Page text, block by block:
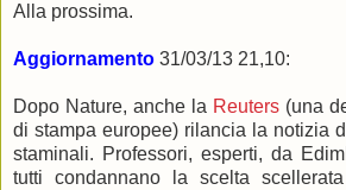
Alla prossima.
Aggiornamento 31/03/13 21,10:
Dopo Nature, anche la Reuters (una
di stampa europee) rilancia la notizia
staminali. Professori, esperti, da
tutti condannano la scelta